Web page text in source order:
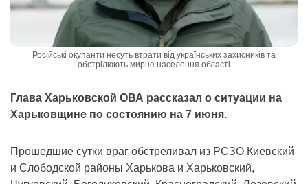
Російські окупанти несуть втрати від українських захисників та
обстрілюють мирне населення області
Глава Харьковской ОВА рассказал о ситуации на
Харьковщине по состоянию на 7 июня.
Прошедшие сутки враг обстреливал из РСЗО Киевский
и Слободской районы Харькова и Харьковский,